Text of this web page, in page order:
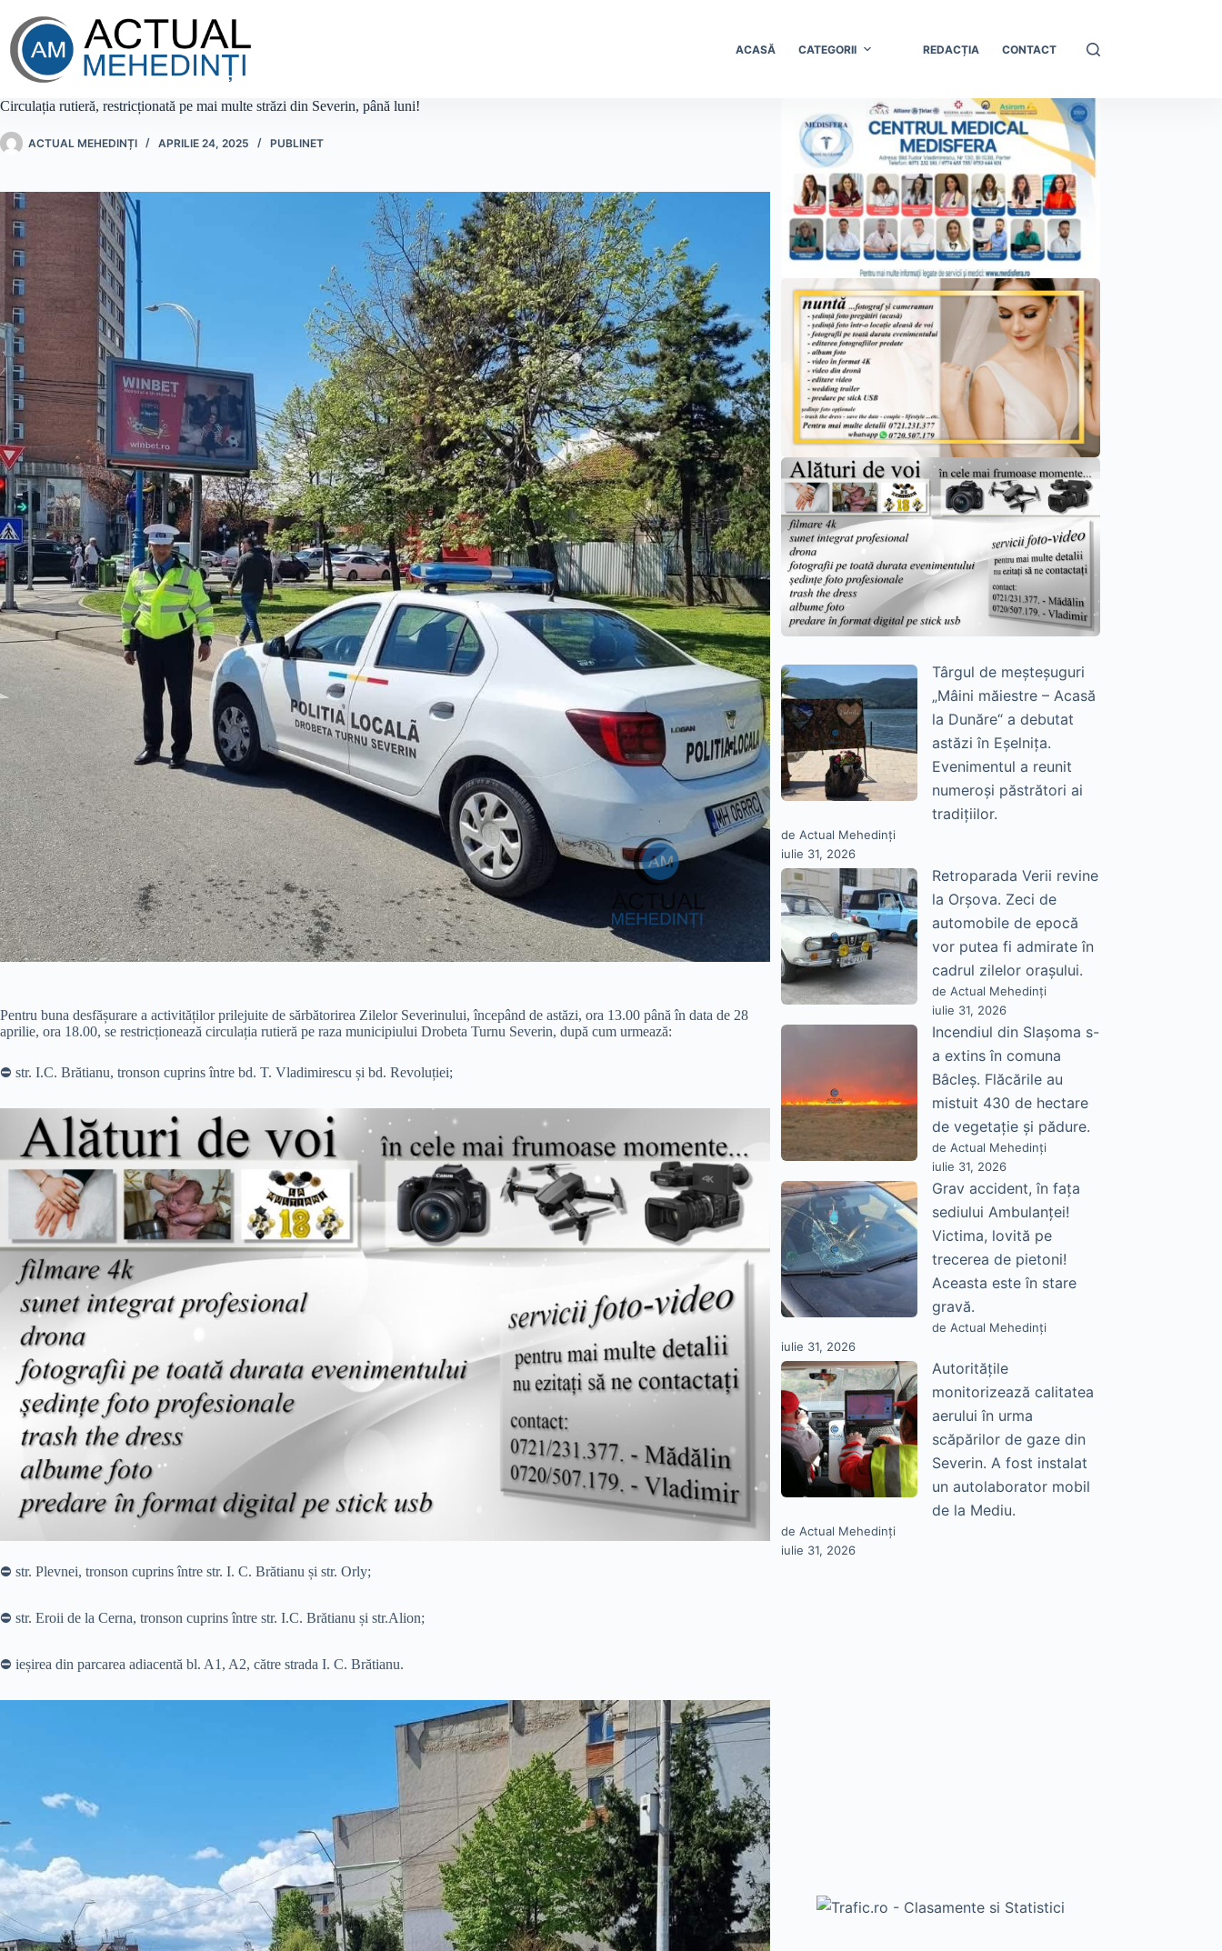
conținut
ACASĂ CATEGORII REDACȚIA CONTACT
Circulația rutieră, restricționată pe mai multe străzi din Severin, până luni!
ACTUAL MEHEDINȚI APRILIE 24, 2025 PUBLINET
Pentru buna desfășurare a activităților prilejuite de sărbătorirea Zilelor Severinului, începând de astăzi, ora 13.00 până în data de 28
aprilie, ora 18.00, se restricționează circulația rutieră pe raza municipiului Drobeta Turnu Severin, după cum urmează:
⛔️ str. I.C. Brătianu, tronson cuprins între bd. T. Vladimirescu și bd. Revoluției;
⛔️ str. Plevnei, tronson cuprins între str. I. C. Brătianu și str. Orly;
⛔️ str. Eroii de la Cerna, tronson cuprins între str. I.C. Brătianu și str.Alion;
⛔️ ieșirea din parcarea adiacentă bl. A1, A2, către strada I. C. Brătianu.
Târgul de meșteșuguri
„Mâini măiestre – Acasă
la Dunăre“ a debutat
astăzi în Eșelnița.
Evenimentul a reunit
numeroși păstrători ai
tradițiilor.
de Actual Mehedinți
iulie 31, 2026
Retroparada Verii revine
la Orșova. Zeci de
automobile de epocă
vor putea fi admirate în
cadrul zilelor orașului.
de Actual Mehedinți
iulie 31, 2026
Incendiul din Slașoma s-
a extins în comuna
Bâcleș. Flăcările au
mistuit 430 de hectare
de vegetație și pădure.
de Actual Mehedinți
iulie 31, 2026
Grav accident, în fața
sediului Ambulanței!
Victima, lovită pe
trecerea de pietoni!
Aceasta este în stare
gravă.
de Actual Mehedinți
iulie 31, 2026
Autoritățile
monitorizează calitatea
aerului în urma
scăpărilor de gaze din
Severin. A fost instalat
un autolaborator mobil
de la Mediu.
de Actual Mehedinți
iulie 31, 2026